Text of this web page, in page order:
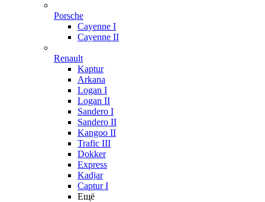
Porsche
Cayenne I
Cayenne II
Renault
Kaptur
Arkana
Logan I
Logan II
Sandero I
Sandero II
Kangoo II
Trafic III
Dokker
Express
Kadjar
Captur I
Ещё